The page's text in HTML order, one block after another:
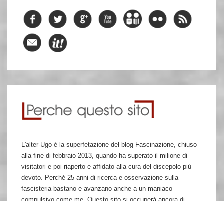
L'alter-Ugo è la superfetazione del blog Fascinazione, chiuso
alla fine di febbraio 2013, quando ha superato il milione di
visitatori e poi riaperto e affidato alla cura del discepolo più
devoto. Perché 25 anni di ricerca e osservazione sulla
fascisteria bastano e avanzano anche a un maniaco